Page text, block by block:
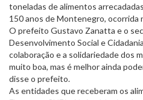
toneladas de alimentos
150 anos de Montenegro, ocorrida
O prefeito Gustavo Zanatta e o
Desenvolvimento Social e
colaboração e a solidariedade dos
muito boa, mas é melhor ainda
disse o prefeito.
As entidades que receberam os